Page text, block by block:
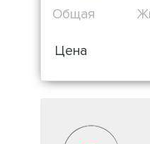
Общая
Цена